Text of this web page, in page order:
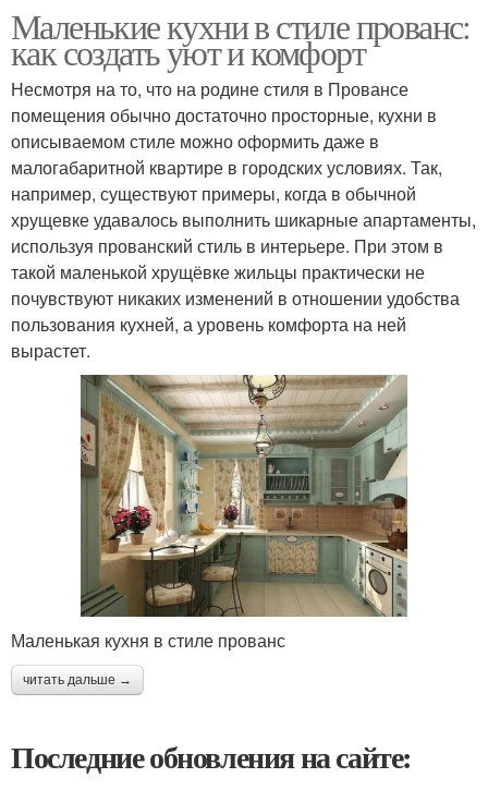
Маленькие кухни в стиле прованс:
как создать уют и комфорт
Несмотря на то, что на родине стиля в Провансе
помещения обычно достаточно просторные, кухни в
описываемом стиле можно оформить даже в
малогабаритной квартире в городских условиях. Так,
например, существуют примеры, когда в обычной
хрущевке удавалось выполнить шикарные апартаменты,
используя прованский стиль в интерьере. При этом в
такой маленькой хрущёвке жильцы практически не
почувствуют никаких изменений в отношении удобства
пользования кухней, а уровень комфорта на ней
вырастет.
Маленькая кухня в стиле прованс
читать дальше →
Последние обновления на сайте: